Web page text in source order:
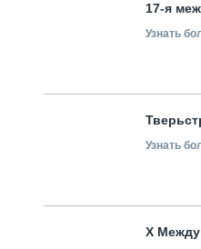
17-я
Узнать
Узнать
X